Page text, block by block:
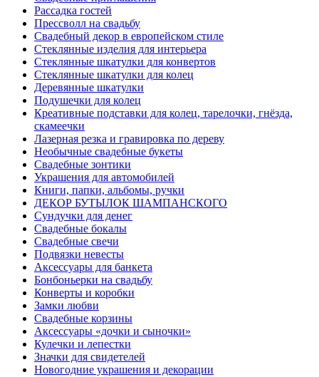
Рассадка гостей
Прессволл на свадьбу
Свадебный декор в европейском стиле
Стеклянные изделия для интерьера
Стеклянные шкатулки для конвертов
Cтеклянные шкатулки для колец
Деревянные шкатулки
Подушечки для колец
Креативные подставки для колец, тарелочки, гнёзда,
скамеечки
Лазерная резка и гравировка по дереву
Необычные свадебные букеты
Свадебные зонтики
Украшения для автомобилей
Книги, папки, альбомы, ручки
ДЕКОР БУТЫЛОК ШАМПАНСКОГО
Сундучки для денег
Свадебные бокалы
Свадебные свечи
Подвязки невесты
Аксессуары для банкета
Бонбоньерки на свадьбу
Конверты и коробки
Замки любви
Свадебные корзины
Аксессуары «дочки и сыночки»
Кулечки и лепестки
Значки для свидетелей
Новогодние украшения и декорации